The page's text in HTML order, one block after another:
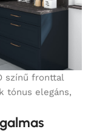
színű fronttal
tónus elegáns,